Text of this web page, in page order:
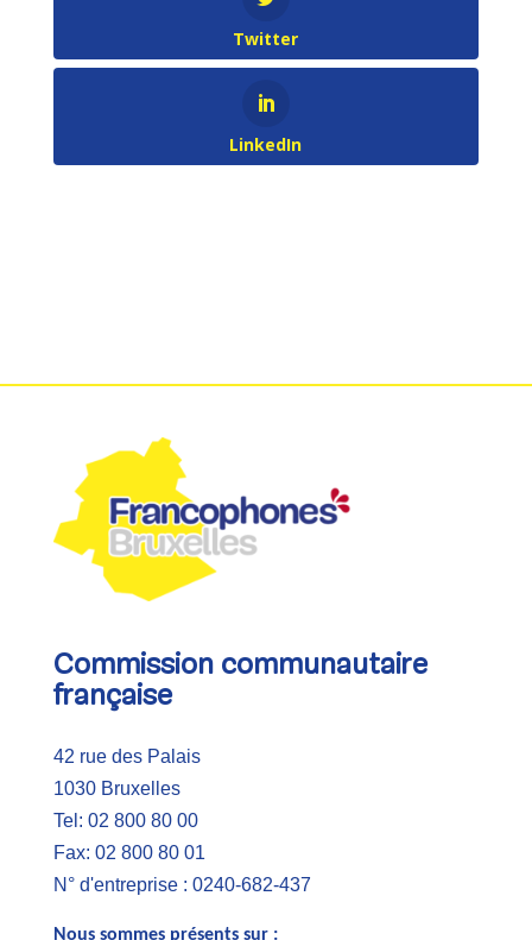
Twitter
LinkedIn
Commission communautaire
française
42 rue des Palais
1030 Bruxelles
Tel: 02 800 80 00
Fax: 02 800 80 01
N° d'entreprise : 0240-682-437
Nous sommes présents sur :